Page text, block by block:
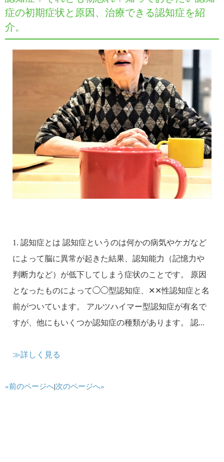
症の初期症状と原因、治療できる認知症を紹
介。
1. 認知症とは 認知症というのは何かの病気やケガなど
によって脳に異常が起きた結果、認知能力（記憶力や
判断力など）が低下してしまう症状のことです。 原因
となったものによって◯◯型認知症、✕✕性認知症と名
前がついています。 アルツハイマー型認知症が有名で
すが、他にもいくつか認知症の種類があります。 認...
≫詳しく見る
«前のページへ|次のページへ»